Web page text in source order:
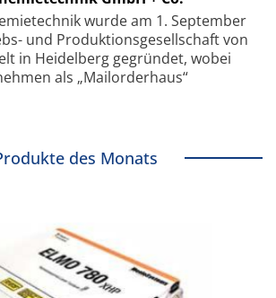
wurde am 1. September
und Produktionsgesellschaft von
in Heidelberg gegründet, wobei
als „Mailorderhaus“
des Monats